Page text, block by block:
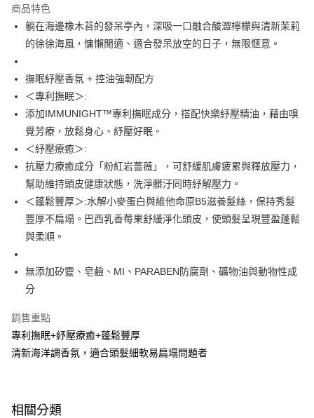
LINE Pay
Apple Pay
街口支付
悠遊付
Google Pay
AFTEE先享後付
相關說明
【關於「AFTEE先享後付」】
AFTEE先享後付是「在收到商品之後才付款」的支付方式。 讓您購物簡單
１．簡單：不需註冊會員、不需綁卡、不需儲值。
２．便利：只要手機號碼，簡訊認證，即可結帳。
【「AFTEE先享後付」結帳流程】
１．於結帳方式選擇「AFTEE先享後付」後，將跳轉至「AFTEE先享後付」
２．訂單成立數日內，您將收到繳費通知簡訊。
３．收到繳費通知簡訊後14天內，點擊此簡訊中的連結，可透過四大超商／
ATM／網路銀行／等多元方式進行付款，方視為交易完成。
※ 請注意：結帳手續完成當下不需立刻繳費，但若您需要取消訂單，請聯絡
客戶支援中心」
即享券
運送方式
全家取貨付款
每筆NT$65，滿NT$390(含以上)免運費
每筆NT$65，滿NT$390(含以上)免運費
萊爾富取貨付款
每筆NT$65，滿NT$490(含以上)免運費
商品特色
躺在海邊橡木苔的發呆亭內，深吸一口融合酸澀檸檬與清新茉莉
的徐徐海風，慵懶閒適、適合發呆放空的日子，無限愜意。
撫眠紓壓香氛 + 控油強韌配方
＜專利撫眠＞:
添加IMMUNIGHT™專利撫眠成分，搭配快樂紓壓精油，藉由嗅
覺芳療，放鬆身心、紓壓好眠。
＜紓壓療癒＞:
抗壓力療癒成分「粉紅岩薔薇」，可舒緩肌膚疲累與釋放壓力，
幫助維持頭皮健康狀態，洗淨髒汙同時紓解壓力。
＜蓬鬆豐厚＞:水解小麥蛋白與維他命原B5滋養髮絲，保持秀髮
豐厚不扁塌。巴西乳香莓果舒緩淨化頭皮，使頭髮呈現豐盈蓬鬆
與柔順。
無添加矽靈、皂鹼、MI、PARABEN防腐劑、礦物油與動物性成
分
銷售重點
專利撫眠+紓壓療癒+蓬鬆豐厚
清新海洋調香氛，適合頭髮細軟易扁塌問題者
相關分類